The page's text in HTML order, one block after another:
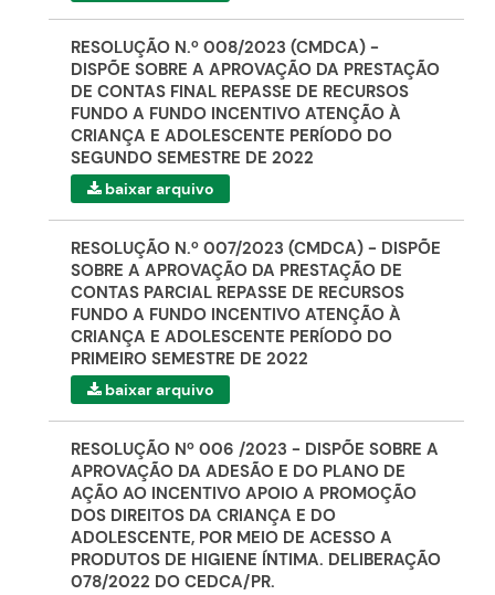
RESOLUÇÃO N.º 008/2023 (CMDCA) -
DISPÕE SOBRE A APROVAÇÃO DA PRESTAÇÃO
DE CONTAS FINAL REPASSE DE RECURSOS
FUNDO A FUNDO INCENTIVO ATENÇÃO À
CRIANÇA E ADOLESCENTE PERÍODO DO
SEGUNDO SEMESTRE DE 2022
baixar arquivo
RESOLUÇÃO N.º 007/2023 (CMDCA) - DISPÕE
SOBRE A APROVAÇÃO DA PRESTAÇÃO DE
CONTAS PARCIAL REPASSE DE RECURSOS
FUNDO A FUNDO INCENTIVO ATENÇÃO À
CRIANÇA E ADOLESCENTE PERÍODO DO
PRIMEIRO SEMESTRE DE 2022
baixar arquivo
RESOLUÇÃO Nº 006 /2023 - DISPÕE SOBRE A
APROVAÇÃO DA ADESÃO E DO PLANO DE
AÇÃO AO INCENTIVO APOIO A PROMOÇÃO
DOS DIREITOS DA CRIANÇA E DO
ADOLESCENTE, POR MEIO DE ACESSO A
PRODUTOS DE HIGIENE ÍNTIMA. DELIBERAÇÃO
078/2022 DO CEDCA/PR.